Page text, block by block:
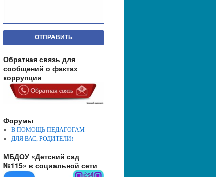
ОТПРАВИТЬ
Обратная связь для
сообщений о фактах
коррупции
Форумы
В ПОМОЩЬ ПЕДАГОГАМ
ДЛЯ ВАС, РОДИТЕЛИ!
МБДОУ «Детский сад
№115» в социальной сети